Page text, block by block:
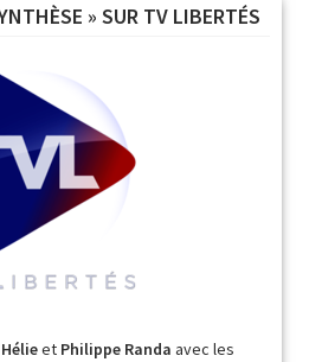
» SUR TV LIBERTÉS
et Philippe Randa avec les